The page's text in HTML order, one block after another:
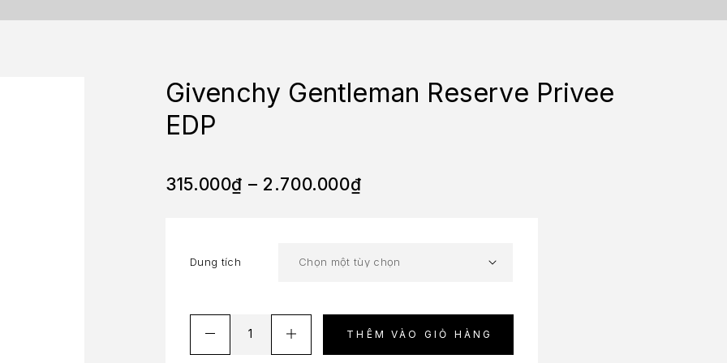
Givenchy Gentleman Reserve Privee
EDP
315.000₫ – 2.700.000₫
Dung tích
THÊM VÀO GIỎ HÀNG